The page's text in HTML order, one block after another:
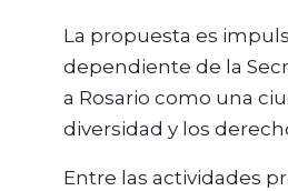
La propuesta es
dependiente de la
a Rosario como una
diversidad y los
Entre las actividades